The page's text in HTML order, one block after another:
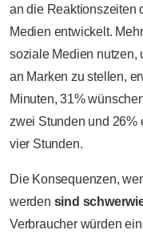
an die Reaktionszeiten
Medien entwickelt.
soziale Medien nutzen,
an Marken zu stellen,
Minuten, 31%
zwei Stunden und 26%
vier Stunden.
Die Konsequenzen,
werden sind
Verbraucher würden